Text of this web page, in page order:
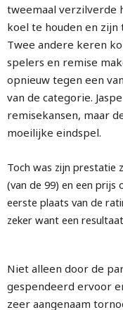
tweemaal verzilverde
koel te houden en
Twee andere keren
spelers en remise
opnieuw tegen een
van de categorie.
remisekansen, maar
moeilijke eindspel.
Toch was zijn prestatie
(van de 99) en een prijs
eerste plaats van de
zeker want een
Niet alleen door de
gespendeerd ervoor
zeer aangenaam